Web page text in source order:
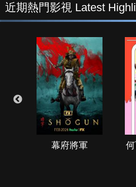
近期熱門影視 Latest
幕府將軍